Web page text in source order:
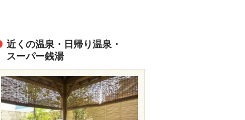
https://travel.rakuten.co.jp/HOTEL/109055/
近くの温泉・日帰り温泉・
スーパー銭湯